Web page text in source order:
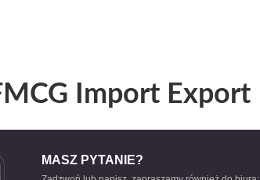
Import Export
MASZ PYTANIE?